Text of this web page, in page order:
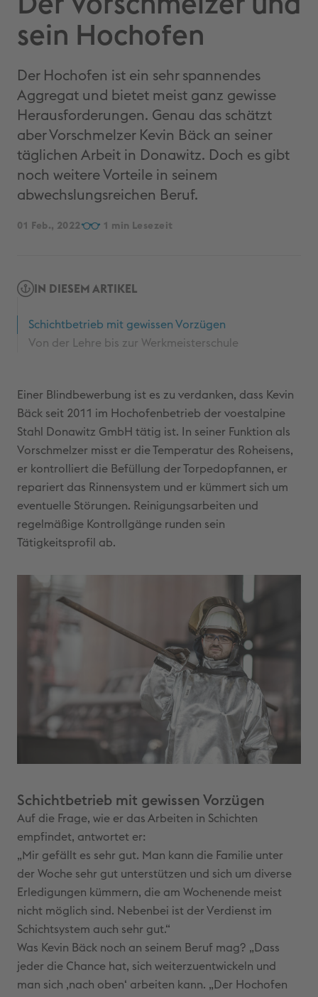
sein Hochofen
Der Hochofen ist ein sehr spannendes
Aggregat und bietet meist ganz gewisse
Herausforderungen. Genau das schätzt
aber Vorschmelzer Kevin Bäck an seiner
täglichen Arbeit in Donawitz. Doch es gibt
noch weitere Vorteile in seinem
abwechslungsreichen Beruf.
01 Feb., 2022 1
IN DIESEM ARTIKEL
Schichtbetrieb mit gewissen Vorzügen
Von der Lehre bis zur Werkmeisterschule
Einer Blindbewerbung ist es zu verdanken, dass Kevin
Bäck seit 2011 im Hochofenbetrieb der voestalpine
Stahl Donawitz GmbH tätig ist. In seiner Funktion als
Vorschmelzer misst er die Temperatur des Roheisens,
er kontrolliert die Befüllung der Torpedopfannen, er
repariert das Rinnensystem und er kümmert sich um
eventuelle Störungen. Reinigungsarbeiten und
regelmäßige Kontrollgänge runden sein
Tätigkeitsprofil ab.
Schichtbetrieb mit gewissen Vorzügen
Auf die Frage, wie er das Arbeiten in Schichten
empfindet, antwortet er:
„Mir gefällt es sehr gut. Man kann die Familie unter
der Woche sehr gut unterstützen und sich um diverse
Erledigungen kümmern, die am Wochenende meist
nicht möglich sind. Nebenbei ist der Verdienst im
Schichtsystem auch sehr gut.“
Was Kevin Bäck noch an seinem Beruf mag? „Dass
jeder die Chance hat, sich weiterzuentwickeln und
man sich ,nach oben‘ arbeiten kann. „Der Hochofen